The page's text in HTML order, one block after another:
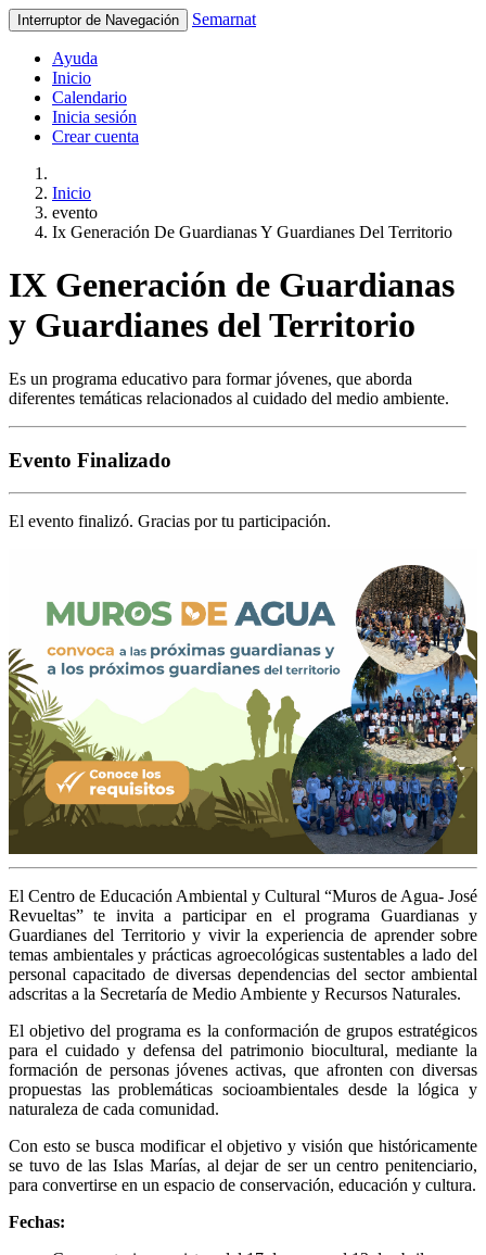
Interruptor de Navegación Semarnat
Ayuda
Inicio
Calendario
Inicia sesión
Crear cuenta
Inicio
evento
Ix Generación De Guardianas Y Guardianes Del Territorio
IX Generación de Guardianas
y Guardianes del Territorio
Es un programa educativo para formar jóvenes, que aborda
diferentes temáticas relacionados al cuidado del medio ambiente.
Evento Finalizado
El evento finalizó. Gracias por tu participación.
El Centro de Educación Ambiental y Cultural “Muros de Agua- José
Revueltas” te invita a participar en el programa Guardianas y
Guardianes del Territorio y vivir la experiencia de aprender sobre
temas ambientales y prácticas agroecológicas sustentables a lado del
personal capacitado de diversas dependencias del sector ambiental
adscritas a la Secretaría de Medio Ambiente y Recursos Naturales.
El objetivo del programa es la conformación de grupos estratégicos
para el cuidado y defensa del patrimonio biocultural, mediante la
formación de personas jóvenes activas, que afronten con diversas
propuestas las problemáticas socioambientales desde la lógica y
naturaleza de cada comunidad.
Con esto se busca modificar el objetivo y visión que históricamente
se tuvo de las Islas Marías, al dejar de ser un centro penitenciario,
para convertirse en un espacio de conservación, educación y cultura.
Fechas: